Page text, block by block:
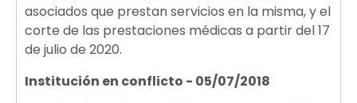
asociados que prestan servicios en la misma, y el
corte de las prestaciones médicas a partir del 17
de julio de 2020.
Institución en conflicto - 05/07/2018